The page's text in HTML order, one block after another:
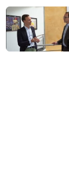
World Build